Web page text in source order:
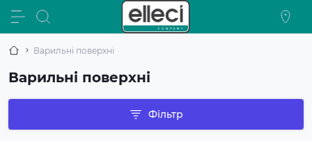
Варильні поверхні
Варильні поверхні
Фільтр